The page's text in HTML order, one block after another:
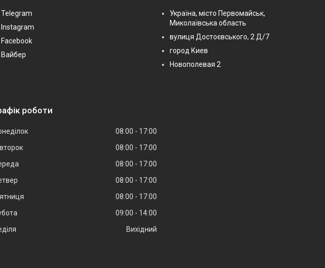
Telegram
Instagram
Facebook
Вайбер
Україна, місто Первомайськ,
Миколаївська область
вулиця Достоєвського, 2 Д/7
город Киев
Новополевая 2
роботи
08:00
17:00
08:00
17:00
08:00
17:00
08:00
17:00
08:00
17:00
09:00
14:00
Вихідний